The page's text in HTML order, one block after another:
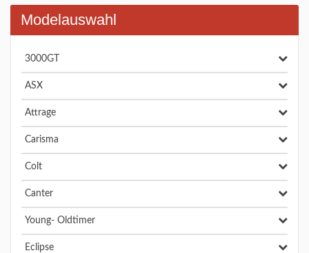
Modelauswahl
3000GT
ASX
Attrage
Carisma
Colt
Canter
Young- Oldtimer
Eclipse